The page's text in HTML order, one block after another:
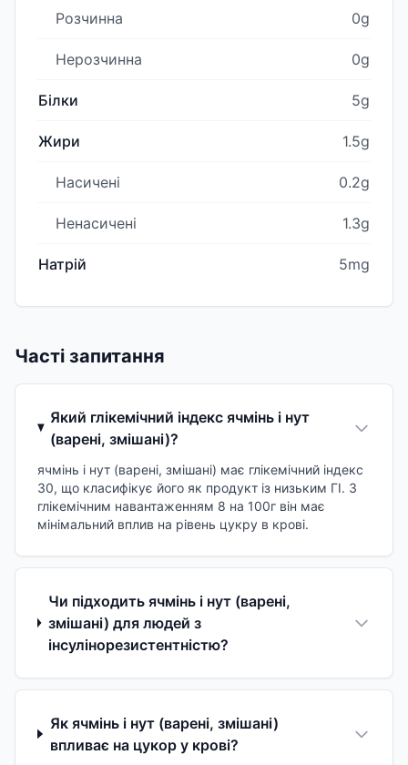
Розчинна 0g
Нерозчинна 0g
Білки 5g
Жири 1.5g
Насичені 0.2g
Ненасичені 1.3g
Натрій 5mg
Часті запитання
Який глікемічний індекс ячмінь і нут
(варені, змішані)?
ячмінь і нут (варені, змішані) має глікемічний індекс
30, що класифікує його як продукт із низьким ГІ. З
глікемічним навантаженням 8 на 100г він має
мінімальний вплив на рівень цукру в крові.
Чи підходить ячмінь і нут (варені,
змішані) для людей з
інсулінорезистентністю?
Як ячмінь і нут (варені, змішані)
впливає на цукор у крові?